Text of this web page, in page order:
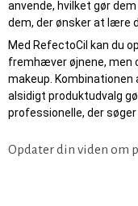
anvende, hvilket gør
dem, der ønsker at lære
Med RefectoCil kan du
fremhæver øjnene, men
makeup. Kombinationen
alsidigt produktudvalg
professionelle, der
Opdater din viden om